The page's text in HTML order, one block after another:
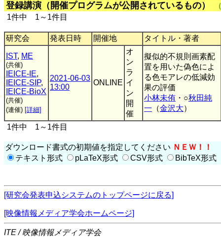
登録講演（開催プログラムが公開されているもの）
1件中 1～1件目
研究会 発表日時 開催地 タイトル・著者
IST, ME
(共催)
IEICE-IE,
IEICE-SIP,
IEICE-BioX
(共催)
(連催) [詳細]
2021-06-03
13:00
ONLINE
オ
ン
ラ
イ
ン
開
催
擬似的不規則画素配
置を用いた偽色によ
る色モアレの低減効
果の評価
小林未侑 ・○秋田純
一 （金沢大）
1件中 1～1件目
ダウンロード書式の初期値を指定してください ＮＥＷ！！
テキスト形式
pLaTeX形式 CSV形式 BibTeX形式
[研究会発表申込システムのトップページに戻る]
[映像情報メディア学会ホームページ]
ITE / 映像情報メディア学会